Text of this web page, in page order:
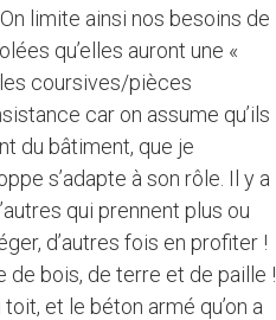
limite ainsi nos besoins de
qu’elles auront une «
coursives/pièces
car on assume qu’ils
du bâtiment, que je
s’adapte à son rôle. Il y a
qui prennent plus ou
d’autres fois en profiter !
de bois, de terre et de paille !
et le béton armé qu’on a